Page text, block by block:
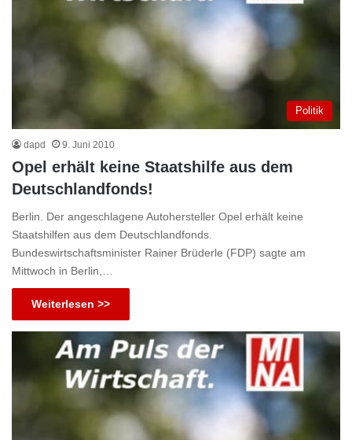
Politik
dapd 9. Juni 2010
Opel erhält keine Staatshilfe aus dem
Deutschlandfonds!
Berlin. Der angeschlagene Autohersteller Opel erhält keine
Staatshilfen aus dem Deutschlandfonds.
Bundeswirtschaftsminister Rainer Brüderle (FDP) sagte am
Mittwoch in Berlin,…
Weiterlesen >>